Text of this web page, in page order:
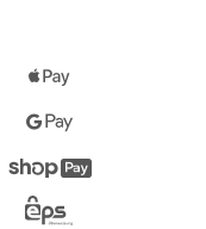
Pay
Google
Pay